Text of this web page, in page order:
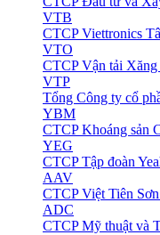
VTB
CTCP Viettronics
VTO
CTCP Vận tải Xăng
VTP
Tổng Công ty cổ
YBM
CTCP Khoáng sản
YEG
CTCP Tập đoàn
AAV
CTCP Việt Tiên
ADC
CTCP Mỹ thuật và